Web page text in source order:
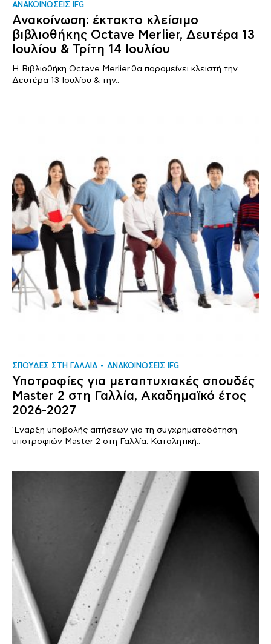
ΑΝΑΚΟΙΝΩΣΕΙΣ IFG
Ανακοίνωση: έκτακτο κλείσιμο
βιβλιοθήκης Octave Merlier, Δευτέρα 13
Ιουλίου & Τρίτη 14 Ιουλίου
Η Βιβλιοθήκη Octave Merlier θα παραμείνει κλειστή την
Δευτέρα 13 Ιουλίου & την..
ΣΠΟΥΔΕΣ ΣΤΗ ΓΑΛΛΙΑ ΑΝΑΚΟΙΝΩΣΕΙΣ IFG
Υποτροφίες για μεταπτυχιακές σπουδές
Master 2 στη Γαλλία, Ακαδημαϊκό έτος
2026-2027
'Εναρξη υποβολής αιτήσεων για τη συγχρηματοδότηση
υποτροφιών Master 2 στη Γαλλία. Καταλητική..